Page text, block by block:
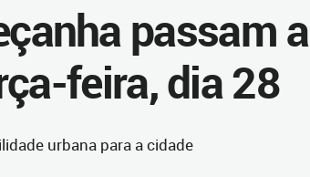
passam a
feira, dia 28
urbana para a cidade